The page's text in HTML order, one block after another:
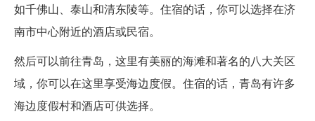
如千佛山、泰山和清东陵等。住宿的话，你可以选择在济
南市中心附近的酒店或民宿。
然后可以前往青岛，这里有美丽的海滩和著名的八大关区
域，你可以在这里享受海边度假。住宿的话，青岛有许多
海边度假村和酒店可供选择。